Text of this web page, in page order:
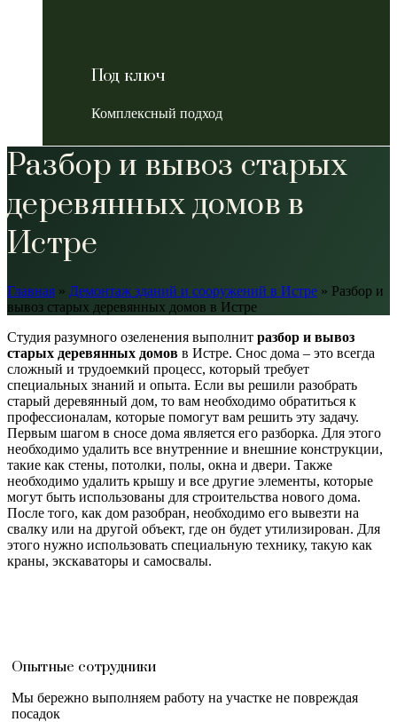
Под ключ
Комплексный подход
Разбор и вывоз старых
деревянных домов в
Истре
Главная » Демонтаж зданий и сооружений в Истре » Разбор и
вывоз старых деревянных домов в Истре
Студия разумного озеленения выполнит разбор и вывоз
старых деревянных домов в Истре. Снос дома – это всегда
сложный и трудоемкий процесс, который требует
специальных знаний и опыта. Если вы решили разобрать
старый деревянный дом, то вам необходимо обратиться к
профессионалам, которые помогут вам решить эту задачу.
Первым шагом в сносе дома является его разборка. Для этого
необходимо удалить все внутренние и внешние конструкции,
такие как стены, потолки, полы, окна и двери. Также
необходимо удалить крышу и все другие элементы, которые
могут быть использованы для строительства нового дома.
После того, как дом разобран, необходимо его вывезти на
свалку или на другой объект, где он будет утилизирован. Для
этого нужно использовать специальную технику, такую как
краны, экскаваторы и самосвалы.
Опытные сотрудники
Мы бережно выполняем работу на участке не повреждая
посадок